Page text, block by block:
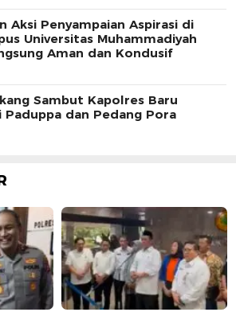
Aksi Penyampaian Aspirasi di
Universitas Muhammadiyah
Aman dan Kondusif
Sambut Kapolres Baru
Paduppa dan Pedang Pora